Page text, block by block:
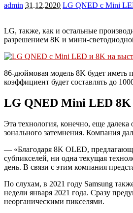
admin 31.12.2020 LG QNED с Mini
LG, также, как и остальные
разрешением 8K и мини-
86-дюймовая модель 8K будет иметь
коэффициент будет составлять до
LG QNED Mini LED 8K
Эта технология, конечно, еще
зонального затемнения. Компания
— «Благодаря 8K OLED,
субпикселей, ни одна текущая
день. В связи с этим компания
По слухам, в 2021 году Samsung
недели января 2021 года. Сразу
неорганическими пикселями.